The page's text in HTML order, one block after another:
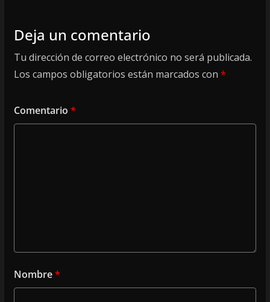
Deja un comentario
Tu dirección de correo electrónico no será publicada.
Los campos obligatorios están marcados con *
Comentario *
Nombre*